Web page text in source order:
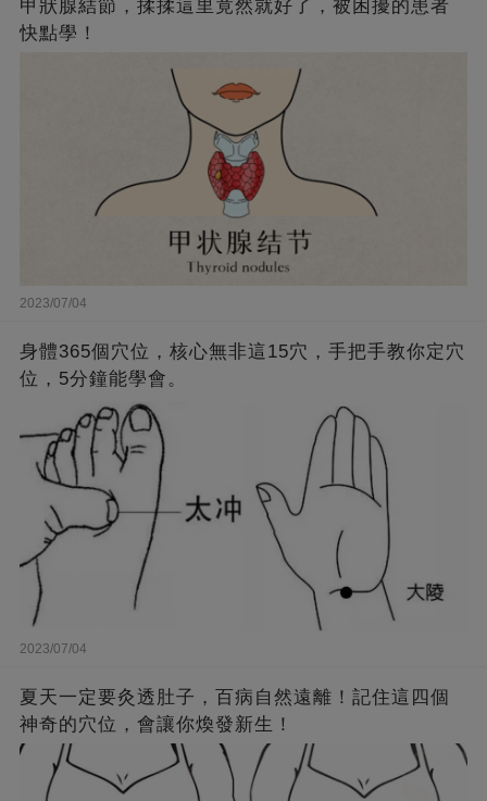
甲狀腺結節，揉揉這里竟然就好了，被困擾的患者
快點學！
2023/07/04
身體365個穴位，核心無非這15穴，手把手教你定穴
位，5分鐘能學會。
2023/07/04
夏天一定要灸透肚子，百病自然遠離！記住這四個
神奇的穴位，會讓你煥發新生！